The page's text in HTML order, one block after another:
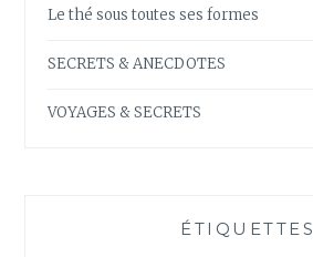
Le thé sous toutes ses formes
SECRETS & ANECDOTES
VOYAGES & SECRETS
ÉTIQUETTES